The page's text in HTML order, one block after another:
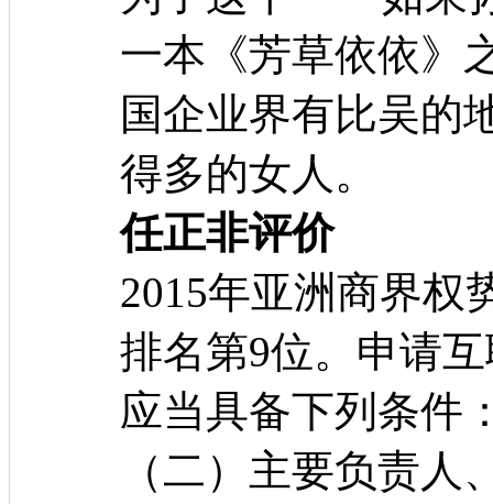
一本《芳草依依》
国企业界有比吴的
得多的女人。
任正非评价
2015年亚洲商界权
排名第9位。申请
应当具备下列条件
（二）主要负责